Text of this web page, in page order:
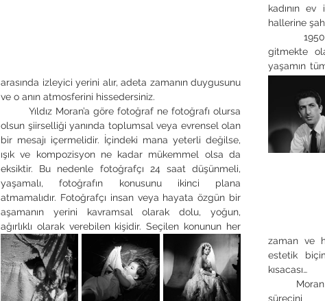
kadının
hallerine
gitmekte
yaşamın
arasında izleyici yerini alır, adeta zamanın duygusunu
ve o anın atmosferini hissedersiniz.
olsun şiirselliği yanında toplumsal veya evrensel olan
bir mesajı içermelidir. İçindeki mana yeterli değilse,
ışık ve kompozisyon ne kadar mükemmel olsa da
eksiktir. Bu nedenle fotoğrafçı 24 saat düşünmeli,
yaşamalı, fotoğrafın konusunu ikinci plana
atmamalıdır. Fotoğrafçı insan veya hayata özgün bir
aşamanın yerini kavramsal olarak dolu, yoğun,
ağırlıklı olarak verebilen kişidir. Seçilen konunun her
zaman ve
estetik
kısacası…
sürecini